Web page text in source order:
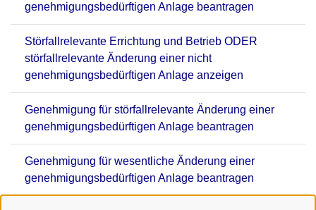
genehmigungsbedürftigen Anlage beantragen
Störfallrelevante Errichtung und Betrieb ODER
störfallrelevante Änderung einer nicht
genehmigungsbedürftigen Anlage anzeigen
Genehmigung für störfallrelevante Änderung einer
genehmigungsbedürftigen Anlage beantragen
Genehmigung für wesentliche Änderung einer
genehmigungsbedürftigen Anlage beantragen